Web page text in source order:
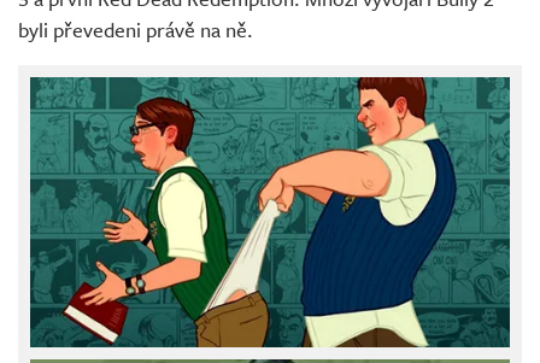
byli převedeni právě na ně.